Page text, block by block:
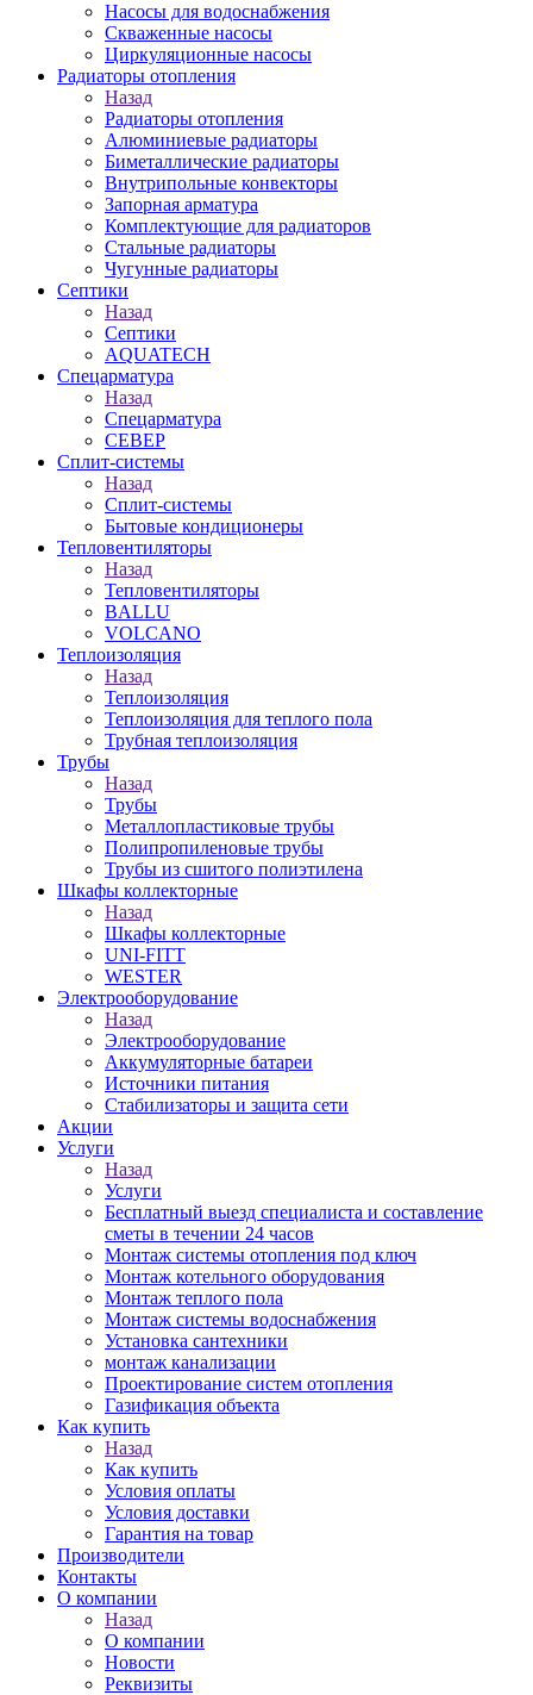
Насосы для водоснабжения
Скваженные насосы
Циркуляционные насосы
Радиаторы отопления
Назад
Радиаторы отопления
Алюминиевые радиаторы
Биметаллические радиаторы
Внутрипольные конвекторы
Запорная арматура
Комплектующие для радиаторов
Стальные радиаторы
Чугунные радиаторы
Септики
Назад
Септики
AQUATECH
Спецарматура
Назад
Спецарматура
СЕВЕР
Сплит-системы
Назад
Сплит-системы
Бытовые кондиционеры
Тепловентиляторы
Назад
Тепловентиляторы
BALLU
VOLCANO
Теплоизоляция
Назад
Теплоизоляция
Теплоизоляция для теплого пола
Трубная теплоизоляция
Трубы
Назад
Трубы
Металлопластиковые трубы
Полипропиленовые трубы
Трубы из сшитого полиэтилена
Шкафы коллекторные
Назад
Шкафы коллекторные
UNI-FITT
WESTER
Электрооборудование
Назад
Электрооборудование
Аккумуляторные батареи
Источники питания
Стабилизаторы и защита сети
Акции
Услуги
Назад
Услуги
Бесплатный выезд специалиста и составление
сметы в течении 24 часов
Монтаж системы отопления под ключ
Монтаж котельного оборудования
Монтаж теплого пола
Монтаж системы водоснабжения
Установка сантехники
монтаж канализации
Проектирование систем отопления
Газификация объекта
Как купить
Назад
Как купить
Условия оплаты
Условия доставки
Гарантия на товар
Производители
Контакты
О компании
Назад
О компании
Новости
Реквизиты